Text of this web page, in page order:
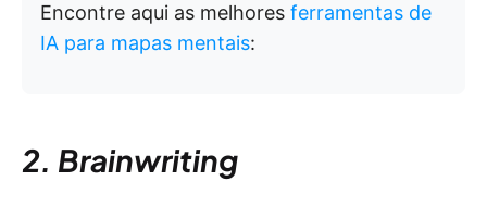
Encontre aqui as melhores ferramentas de
IA para mapas mentais:
2. Brainwriting